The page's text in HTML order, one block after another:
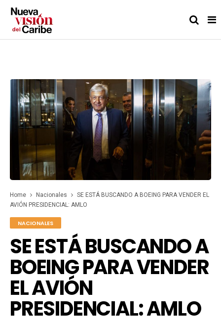
Home Nacionales
SE ESTÁ BUSCANDO A BOEING PARA VENDER EL
AVIÓN PRESIDENCIAL: AMLO
NACIONALES
SE ESTÁ BUSCANDO A
BOEING PARA VENDER
EL AVIÓN
PRESIDENCIAL: AMLO